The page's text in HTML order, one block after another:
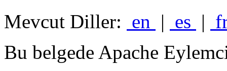
Mevcut Diller: en | es |
Bu belgede Apache